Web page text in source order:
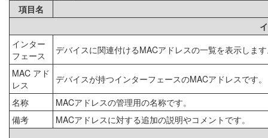
項目名
インター
フェース
デバイスに関連付けるMACアドレスの一覧を表示しま
MAC アド
レス
デバイスが持つインターフェースのMACアドレスです。
名称
MACアドレスの管理用の名称です。
備考
MACアドレスに対する追加の説明やコメントです。